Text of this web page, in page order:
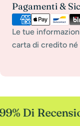
Pagamenti &
Payment
methods
Le tue
carta di credito né
Di